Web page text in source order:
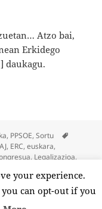
Atzo bai,
Erkidego
daukagu.
, PPSOE,Sortu
, ERC,euskara,
, Legalizazioa,
your experience.
can opt-out if you